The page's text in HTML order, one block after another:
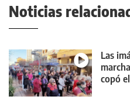
Noticias
Las
copó